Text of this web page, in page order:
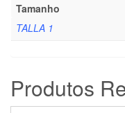
Tamanho
TALLA 1
Produtos